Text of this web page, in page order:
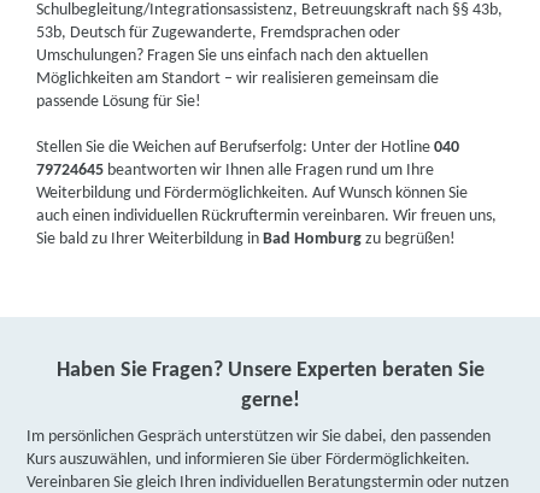
Schulbegleitung/Integrationsassistenz, Betreuungskraft nach §§ 43b,
53b, Deutsch für Zugewanderte, Fremdsprachen oder
Umschulungen? Fragen Sie uns einfach nach den aktuellen
Möglichkeiten am Standort – wir realisieren gemeinsam die
passende Lösung für Sie!
Stellen Sie die Weichen auf Berufserfolg: Unter der Hotline040
79724645 beantworten wir Ihnen alle Fragen rund um Ihre
Weiterbildung und Fördermöglichkeiten. Auf Wunsch können Sie
auch einen individuellen Rückruftermin vereinbaren. Wir freuen uns,
Sie bald zu Ihrer Weiterbildung inBad Homburg zu begrüßen!
Haben Sie Fragen? Unsere Experten beraten Sie
gerne!
Im persönlichen Gespräch unterstützen wir Sie dabei, den passenden
Kurs auszuwählen, und informieren Sie über Fördermöglichkeiten.
Vereinbaren Sie gleich Ihren individuellen Beratungstermin oder nutzen